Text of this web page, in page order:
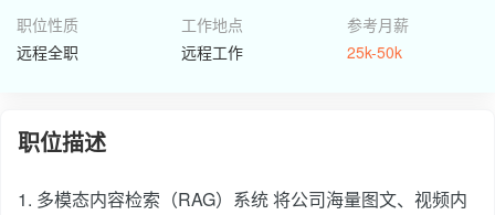
职位性质
远程全职
工作地点
远程工作
参考月薪
25k-50k
职位描述
1. 多模态内容检索（RAG）系统 将公司海量图文、视频内